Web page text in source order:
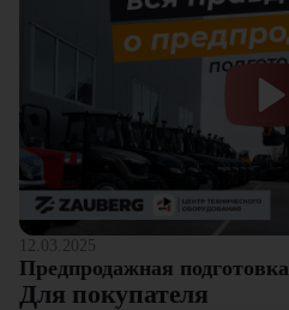
12.03.2025
Предпродажная подготовка
Для покупателя